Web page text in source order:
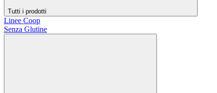
Tutti i prodotti
Linee Coop
Senza Glutine